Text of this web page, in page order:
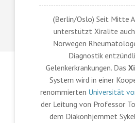
(Berlin/Oslo) Seit Mitte
unterstützt Xiralite
Norwegen
Diagnostik
Gelenkerkrankungen. Das
System wird in einer
renommierten Universität
der Leitung von Professor
dem Diakonhjemmet